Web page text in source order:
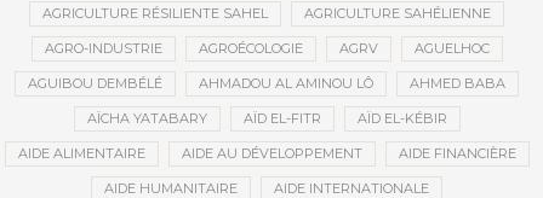
AGRICULTURE RÉSILIENTE SAHEL AGRICULTURE SAHÉLIENNE
AGRO-INDUSTRIE AGROÉCOLOGIE AGRV AGUELHOC
AGUIBOU DEMBÉLÉ AHMADOU AL AMINOU LÔ AHMED BABA
AÏCHA YATABARY AÏD EL-FITR AÏD EL-KÉBIR
AIDE ALIMENTAIRE AIDE AU DÉVELOPPEMENT AIDE FINANCIÈRE
AIDE HUMANITAIRE AIDE INTERNATIONALE